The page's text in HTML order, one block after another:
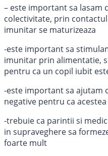
– este important sa lasam
colectivitate, prin
imunitar se maturizeaza
-este important sa
imunitar prin alimentatie,
pentru ca un copil iubit
-este important sa ajutam
negative pentru ca
-trebuie ca parintii si
in supraveghere sa
foarte mult